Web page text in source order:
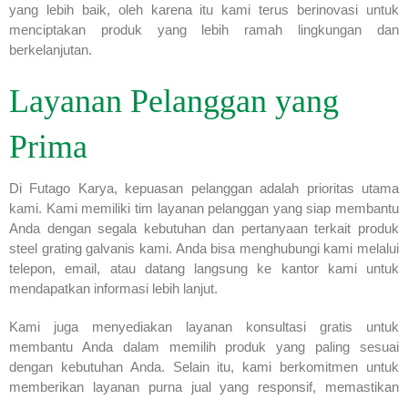
yang lebih baik, oleh karena itu kami terus berinovasi untuk
menciptakan produk yang lebih ramah lingkungan dan
berkelanjutan.
Layanan Pelanggan yang
Prima
Di Futago Karya, kepuasan pelanggan adalah prioritas utama
kami. Kami memiliki tim layanan pelanggan yang siap membantu
Anda dengan segala kebutuhan dan pertanyaan terkait produk
steel grating galvanis kami. Anda bisa menghubungi kami melalui
telepon, email, atau datang langsung ke kantor kami untuk
mendapatkan informasi lebih lanjut.
Kami juga menyediakan layanan konsultasi gratis untuk
membantu Anda dalam memilih produk yang paling sesuai
dengan kebutuhan Anda. Selain itu, kami berkomitmen untuk
memberikan layanan purna jual yang responsif, memastikan